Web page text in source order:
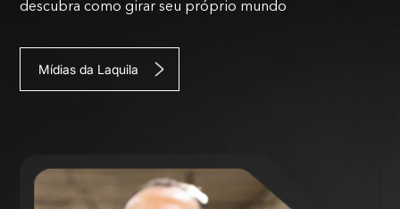
descubra como girar seu próprio mundo
Mídias da Laquila